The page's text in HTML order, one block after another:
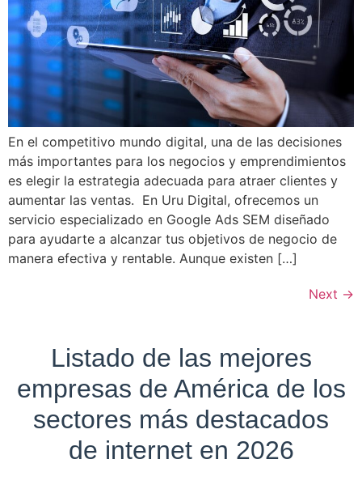
En el competitivo mundo digital, una de las decisiones
más importantes para los negocios y emprendimientos
es elegir la estrategia adecuada para atraer clientes y
aumentar las ventas. En Uru Digital, ofrecemos un
servicio especializado en Google Ads SEM diseñado
para ayudarte a alcanzar tus objetivos de negocio de
manera efectiva y rentable. Aunque existen […]
Next →
Listado de las mejores
empresas de América de los
sectores más destacados
de internet en 2026